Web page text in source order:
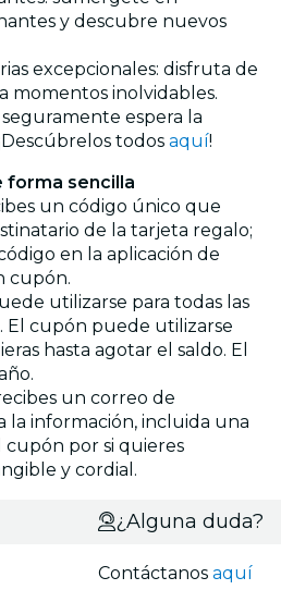
y descubre nuevos
excepcionales: disfruta de
momentos inolvidables.
espera la
todos aquí!
forma sencilla
un código único que
de la tarjeta regalo;
en la aplicación de
cupón.
utilizarse para todas las
El cupón puede utilizarse
hasta agotar el saldo. El
un correo de
la información, incluida una
por si quieres
y cordial.
¿Alguna duda?
Contáctanosaquí